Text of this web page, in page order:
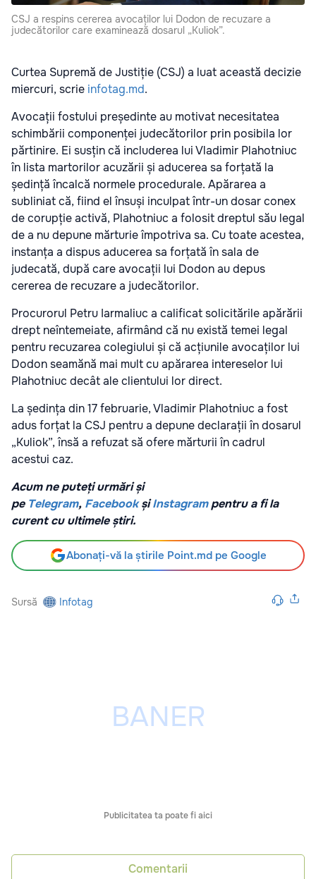
CSJ a respins cererea avocaților lui Dodon de recuzare a
judecătorilor care examinează dosarul „Kuliok”.
Curtea Supremă de Justiție (CSJ) a luat această decizie
miercuri, scrie infotag.md.
Avocații fostului președinte au motivat necesitatea
schimbării componenței judecătorilor prin posibila lor
părtinire. Ei susțin că includerea lui Vladimir Plahotniuc
în lista martorilor acuzării și aducerea sa forțată la
ședință încalcă normele procedurale. Apărarea a
subliniat că, fiind el însuși inculpat într-un dosar conex
de corupție activă, Plahotniuc a folosit dreptul său legal
de a nu depune mărturie împotriva sa. Cu toate acestea,
instanța a dispus aducerea sa forțată în sala de
judecată, după care avocații lui Dodon au depus
cererea de recuzare a judecătorilor.
Procurorul Petru Iarmaliuc a calificat solicitările apărării
drept neîntemeiate, afirmând că nu există temei legal
pentru recuzarea colegiului și că acțiunile avocaților lui
Dodon seamănă mai mult cu apărarea intereselor lui
Plahotniuc decât ale clientului lor direct.
La ședința din 17 februarie, Vladimir Plahotniuc a fost
adus forțat la CSJ pentru a depune declarații în dosarul
„Kuliok”, însă a refuzat să ofere mărturii în cadrul
acestui caz.
Acum ne puteți urmări și
pe Telegram, Facebook șiInstagrampentru a fi la
curent cu ultimele știri.
Abonați-vă la știrile Point.md pe Google
Sursă Infotag
Publicitatea ta poate fi aici
Comentarii